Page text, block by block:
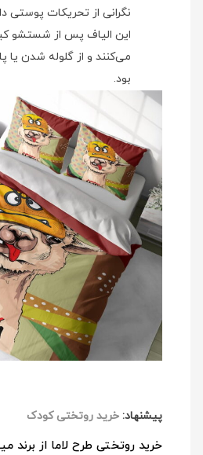
نگرانی از تحریکات پوستی
این الیاف پس از شستشو
می‌کنند و از گلوله شدن یا
بود.
پیشنهاد: خرید روتختی کودک
خرید روتختی طرح لاما از برند